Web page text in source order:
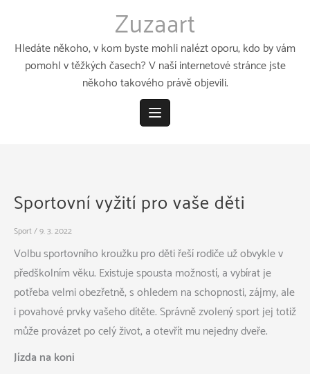
obsahu
Zuzaart
Hledáte někoho, v kom byste mohli nalézt oporu, kdo by vám
pomohl v těžkých časech? V naší internetové stránce jste
někoho takového právě objevili.
Sportovní vyžití pro vaše děti
Sport/9. 3. 2022
Volbu sportovního kroužku pro děti řeší rodiče už obvykle v
předškolním věku. Existuje spousta možností, a vybírat je
potřeba velmi obezřetně, s ohledem na schopnosti, zájmy, ale
i povahové prvky vašeho dítěte. Správně zvolený sport jej totiž
může provázet po celý život, a otevřít mu nejedny dveře.
Jízda na koni